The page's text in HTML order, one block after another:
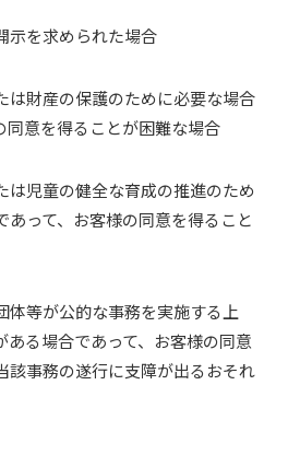
示を求められた場合
は財産の保護のために必要な場合
同意を得ることが困難な場合
は児童の健全な育成の推進のため
あって、お客様の同意を得ること
体等が公的な事務を実施する上
ある場合であって、お客様の同意
該事務の遂行に支障が出るおそれ